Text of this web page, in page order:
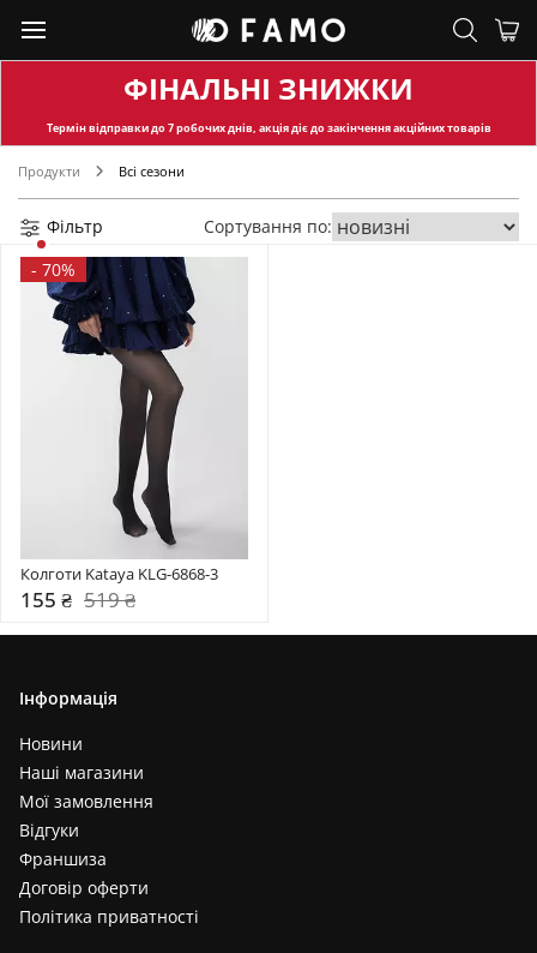
ФІНАЛЬНІ ЗНИЖКИ
Термін відправкидо 7 робочих днів, акція діє до закінчення акційних товарів
Продукти Всі сезони
Фільтр
Сортування по:
- 70%
Колготи Kataya KLG-6868-3
155 ₴ 519 ₴
Інформація
Новини
Наші магазини
Мої замовлення
Відгуки
Франшиза
Договір оферти
Політика приватності